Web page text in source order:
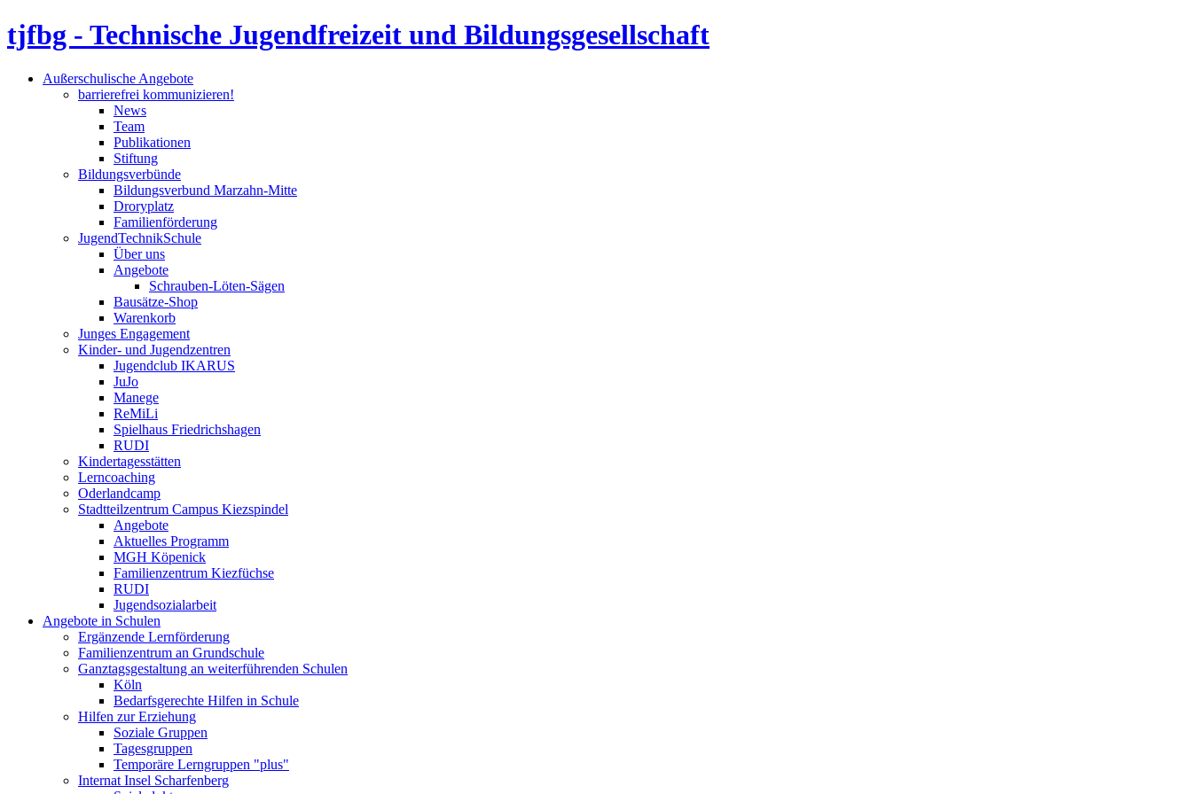
tjfbg - Technische Jugendfreizeit und Bildungsgesellschaft
Außerschulische Angebote
barrierefrei kommunizieren!
News
Team
Publikationen
Stiftung
Bildungsverbünde
Bildungsverbund Marzahn-Mitte
Droryplatz
Familienförderung
JugendTechnikSchule
Über uns
Angebote
Schrauben-Löten-Sägen
Bausätze-Shop
Warenkorb
Junges Engagement
Kinder- und Jugendzentren
Jugendclub IKARUS
JuJo
Manege
ReMiLi
Spielhaus Friedrichshagen
RUDI
Kindertagesstätten
Lerncoaching
Oderlandcamp
Stadtteilzentrum Campus Kiezspindel
Angebote
Aktuelles Programm
MGH Köpenick
Familienzentrum Kiezfüchse
RUDI
Jugendsozialarbeit
Angebote in Schulen
Ergänzende Lernförderung
Familienzentrum an Grundschule
Ganztagsgestaltung an weiterführenden Schulen
Köln
Bedarfsgerechte Hilfen in Schule
Hilfen zur Erziehung
Soziale Gruppen
Tagesgruppen
Temporäre Lerngruppen "plus"
Internat Insel Scharfenberg